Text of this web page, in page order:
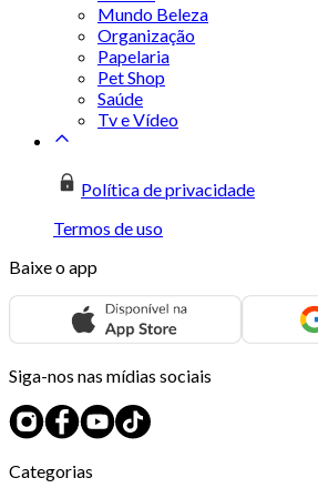
Mundo Beleza
Organização
Papelaria
Pet Shop
Saúde
Tv e Vídeo
Política de privacidade
Termos de uso
Baixe o app
Siga-nos nas mídias sociais
Categorias